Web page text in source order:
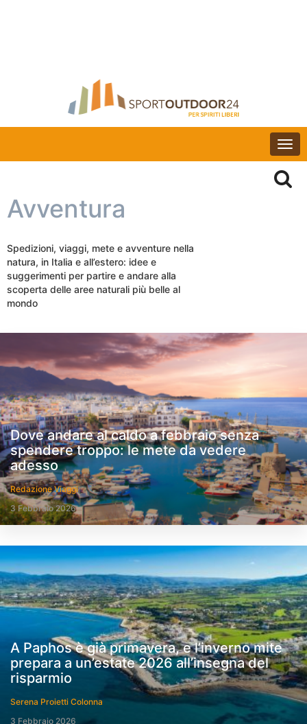
Avventura
Spedizioni, viaggi, mete e avventure nella
natura, in Italia e all’estero: idee e
suggerimenti per partire e andare alla
scoperta delle aree naturali più belle al
mondo
Dove andare al caldo a febbraio senza
spendere troppo: le mete da vedere
adesso
Redazione Viaggi
3 Febbraio 2026
A Paphos è già primavera, e l’inverno mite
prepara a un’estate 2026 all’insegna del
risparmio
Serena Proietti Colonna
3 Febbraio 2026